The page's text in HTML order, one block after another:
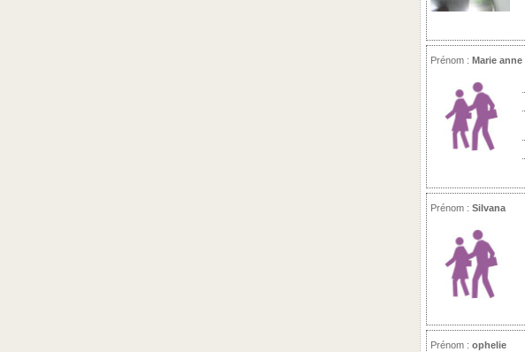
Prénom : Marie anne
Prénom : Silvana
Prénom : ophelie